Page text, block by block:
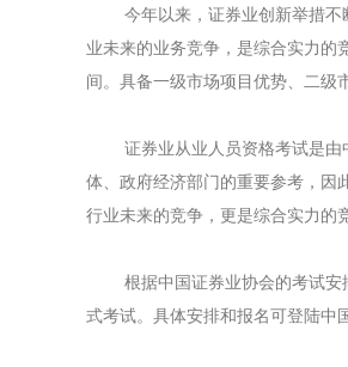
今年以来，证券业创新举措不断
业未来的业务竞争，是综合实力的
间。具备一级市场项目优势、二级
证券业从业人员资格考试是由中
体、政府经济部门的重要参考，因
行业未来的竞争，更是综合实力的
根据中国证券业协会的考试安排
式考试。具体安排和报名可登陆中